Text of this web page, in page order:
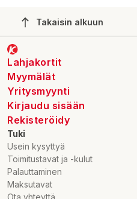
Takaisin alkuun
Lahjakortit
Myymälät
Yritysmyynti
Kirjaudu sisään
Rekisteröidy
Tuki
Usein kysyttyä
Toimitustavat ja -kulut
Palauttaminen
Maksutavat
Ota yhteyttä